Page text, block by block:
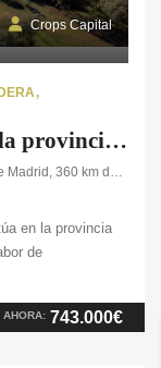
Crops Capital
Finca agrícola y ganadera en la provincia de Jaén
en la provincia
de
un cortijo de 50
más de
743.000€